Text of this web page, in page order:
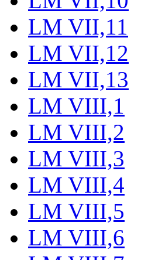
LM VII,11
LM VII,12
LM VII,13
LM VIII,1
LM VIII,2
LM VIII,3
LM VIII,4
LM VIII,5
LM VIII,6